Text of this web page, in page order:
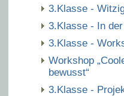
3.Klasse -
3.Klasse - In
3.Klasse -
Workshop
bewusst“
3.Klasse -